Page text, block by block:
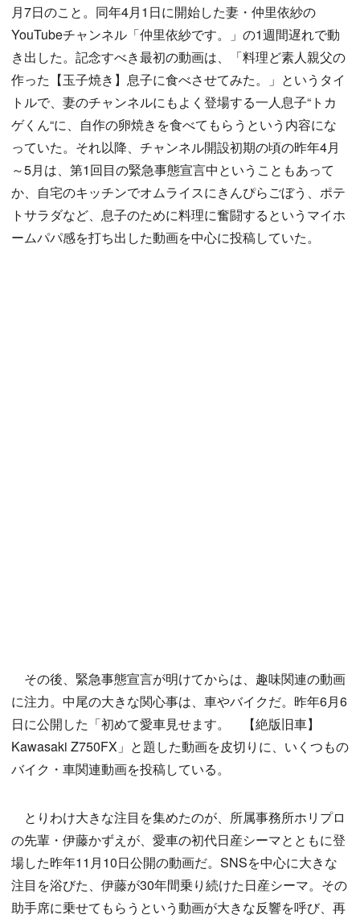
月7日のこと。同年4月1日に開始した妻・仲里依紗の
YouTubeチャンネル「仲里依紗です。」の1週間遅れで動
き出した。記念すべき最初の動画は、「料理ど素人親父の
作った【玉子焼き】息子に食べさせてみた。」というタイ
トルで、妻のチャンネルにもよく登場する一人息子“トカ
ゲくん“に、自作の卵焼きを食べてもらうという内容にな
っていた。それ以降、チャンネル開設初期の頃の昨年4月
～5月は、第1回目の緊急事態宣言中ということもあって
か、自宅のキッチンでオムライスにきんぴらごぼう、ポテ
トサラダなど、息子のために料理に奮闘するというマイホ
ームパパ感を打ち出した動画を中心に投稿していた。
その後、緊急事態宣言が明けてからは、趣味関連の動画
に注力。中尾の大きな関心事は、車やバイクだ。昨年6月6
日に公開した「初めて愛車見せます。 【絶版旧車】
Kawasaki Z750FX」と題した動画を皮切りに、いくつもの
バイク・車関連動画を投稿している。
とりわけ大きな注目を集めたのが、所属事務所ホリプロ
の先輩・伊藤かずえが、愛車の初代日産シーマとともに登
場した昨年11月10日公開の動画だ。SNSを中心に大きな
注目を浴びた、伊藤が30年間乗り続けた日産シーマ。その
助手席に乗せてもらうという動画が大きな反響を呼び、再